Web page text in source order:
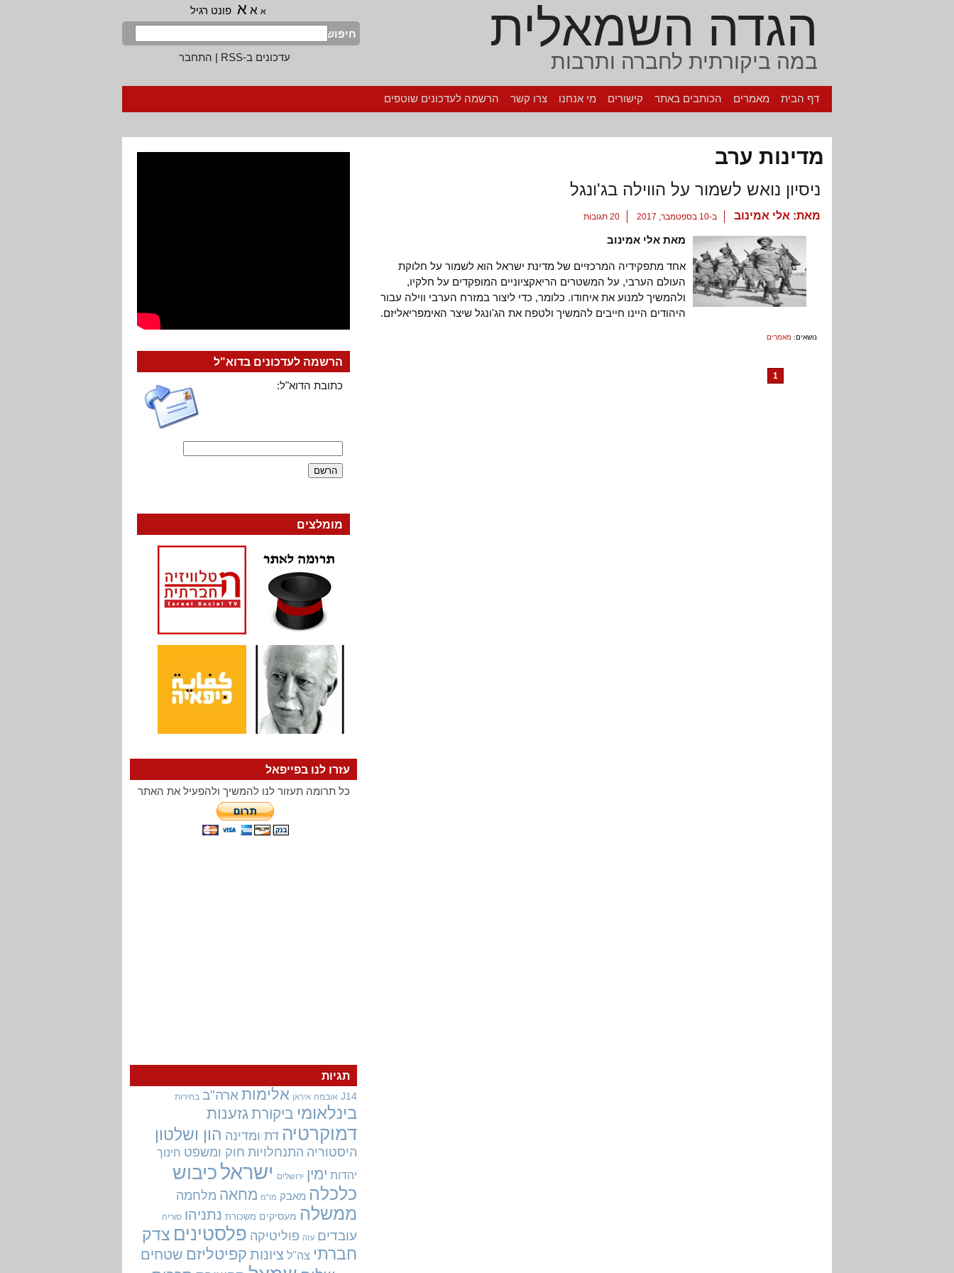
הגדה השמאלית
במה ביקורתית לחברה ותרבות
א א א פונט רגיל
חיפוש
עדכונים ב-RSS
| התחבר
דף הבית מאמרים הכותבים באתר קישורים מי אנחנו צרו קשר הרשמה לעדכונים שוטפים
מדינות ערב
ניסיון נואש לשמור על הווילה בג'ונגל
מאת: אלי אמינוב ב-10 בספטמבר, 2017 20 תגובות
מאת אלי אמינוב
אחד מתפקידיה המרכזיים של מדינת ישראל הוא לשמור על חלוקת
העולם הערבי, על המשטרים הריאקציוניים המופקדים על חלקיו,
ולהמשיך למנוע את איחודו. כלומר, כדי ליצור במזרח הערבי ווילה עבור
היהודים היינו חייבים להמשיך ולטפח את הג'ונגל שיצר האימפריאליזם.
נושאים: מאמרים
1
הרשמה לעדכונים בדוא"ל
כתובת הדוא"ל:
מומלצים
עזרו לנו בפייפאל
כל תרומה תעזור לנו להמשיך ולהפעיל את האתר
תגיות
J14 אובמה איראן אלימות ארה"ב בחירות
בינלאומי ביקורתגזענות
דמוקרטיה דת ומדינה הון ושלטון
היסטוריה התנחלויות חוק ומשפט חינוך
יהדות ימין ירושלים ישראל כיבוש
כלכלה מאבק מו"מ מחאה מלחמה
ממשלה מעסיקים משכורת נתניהו סוריה
עובדים עזה פוליטיקה פלסטינים צדק
חברתי צה"ל ציונות קפיטליזם שטחים